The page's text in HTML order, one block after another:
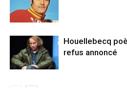
Houellebecq
refus annoncé